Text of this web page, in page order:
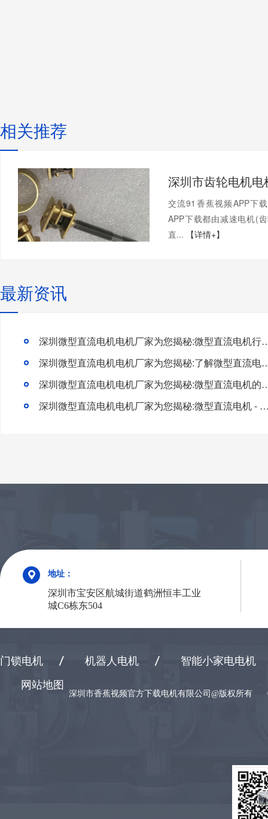
相关推荐
交流91香蕉视频APP下
APP下载都由减速电机(齿轮
直...
【详情+】
最新资讯
深圳微型直流电机电机厂家为您
深圳微型直流电机电机厂家为您揭
深圳微型直流电机电机厂家为
深圳微型直流电机电机厂家为您揭秘:微型直
地址：
深圳市宝安区航城街道鹤洲恒丰工业
城C6栋东504
门锁电机 机器人电机
智能小家电电机
网站地图
深圳市香蕉视频官方下载电机有限公司@版权所有